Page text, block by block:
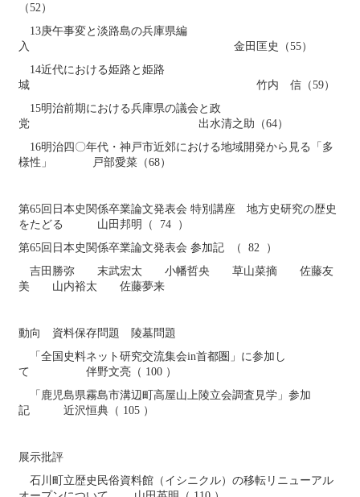
（52）
13庚午事変と淡路島の兵庫県編
入 金田匡史（55）
14近代における姫路と姫路
城 竹内 信（59）
15明治前期における兵庫県の議会と政
党 出水清之助（64）
16明治四〇年代・神戸市近郊における地域開発から見る「多
様性」 戸部愛菜（68）
第65回日本史関係卒業論文発表会 特別講座 地方史研究の歴史
をたどる 山田邦明（ 74 ）
第65回日本史関係卒業論文発表会 参加記 （ 82 ）
吉田勝弥 末武宏太 小幡哲央 草山菜摘 佐藤友
美 山内裕太 佐藤夢来
動向 資料保存問題 陵墓問題
「全国史料ネット研究交流集会in首都圏」に参加し
て 伴野文亮（ 100 ）
「鹿児島県霧島市溝辺町高屋山上陵立会調査見学」参加
記 近沢恒典（ 105 ）
展示批評
石川町立歴史民俗資料館（イシニクル）の移転リニューアル